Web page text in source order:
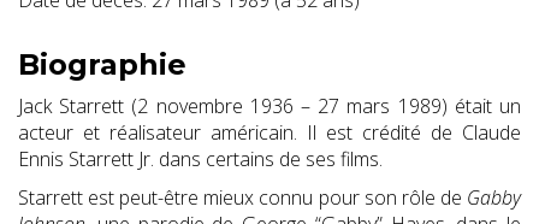
Biographie
Jack Starrett (2 novembre 1936 – 27 mars 1989) était un
acteur et réalisateur américain. Il est crédité de Claude
Ennis Starrett Jr. dans certains de ses films.
Starrett est peut-être mieux connu pour son rôle de Gabby